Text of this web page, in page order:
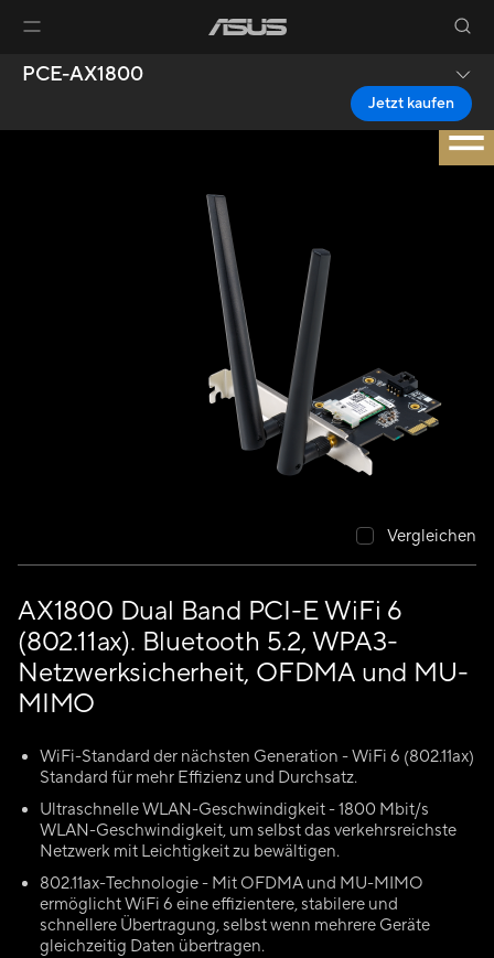
PCE-AX1800
Jetzt kaufen
AX1800 Dual Band PCI-E WiFi 6
(802.11ax). Bluetooth 5.2, WPA3-
Netzwerksicherheit, OFDMA und MU-
MIMO
WiFi-Standard der nächsten Generation - WiFi 6 (802.11ax)
Standard für mehr Effizienz und Durchsatz.
Ultraschnelle WLAN-Geschwindigkeit - 1800 Mbit/s
WLAN-Geschwindigkeit, um selbst das verkehrsreichste
Netzwerk mit Leichtigkeit zu bewältigen.
802.11ax-Technologie - Mit OFDMA und MU-MIMO
ermöglicht WiFi 6 eine effizientere, stabilere und
schnellere Übertragung, selbst wenn mehrere Geräte
gleichzeitig Daten übertragen.
Vergleichen